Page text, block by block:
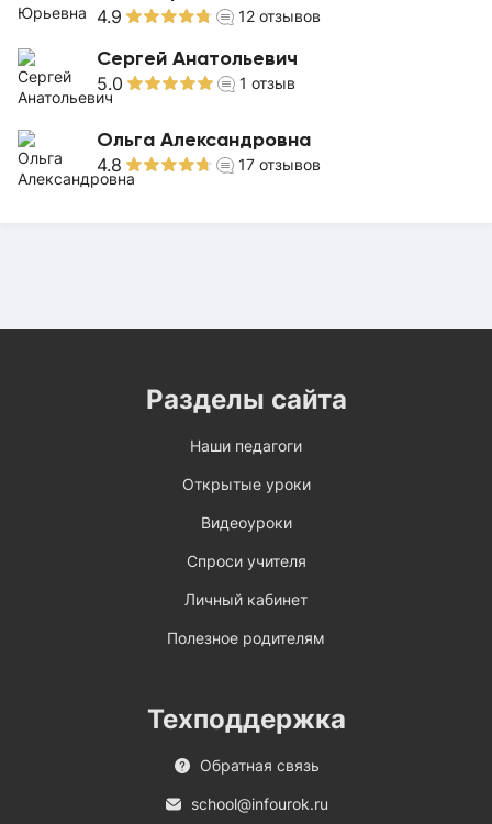
4.9 12 отзывов
Сергей Анатольевич
5.0 1 отзыв
Ольга Александровна
4.8 17 отзывов
Разделы сайта
Наши педагоги
Открытые уроки
Видеоуроки
Спроси учителя
Личный кабинет
Полезное родителям
Техподдержка
Обратная связь
school@infourok.ru